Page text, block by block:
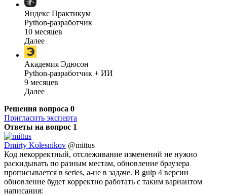
Яндекс Практикум
Python-разработчик
10 месяцев
Далее
Академия Эдюсон
Python-разработчик + ИИ
9 месяцев
Далее
Решения вопроса 0
Пригласить эксперта
Ответы на вопрос 1
Dmirty Kolesnikov @mittus
Код некорректный, отслеживание изменений не нужно
раскидывать по разным местам, обновление браузера
прописывается в series, а-не в задаче. В gulp 4 версии
обновление будет корректно работать с таким вариантом
написания: